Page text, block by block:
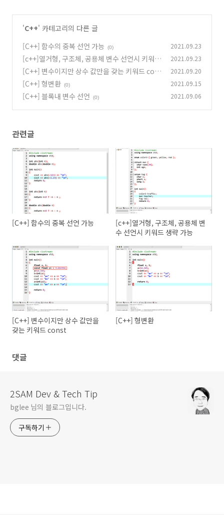
'C++' 카테고리의 다른 글
[C++] 함수의 중복 선언 가능
(0) 2021.09.23
[c++]열거형, 구조체, 공용체 변수 선언시 키워드
생략 가능 (0)
2021.09.23
[C++] 변수이지만 상수 값만을 갖는 키워드 con
st (0)
2021.09.20
[C++] 형변환 (0) 2021.09.15
[C++] 블록내 변수 선언 (0) 2021.09.06
관련글
[C++] 함수의 중복 선언 가능
[c++]열거형, 구조체, 공용체 변
수 선언시 키워드 생략 가능
[C++] 변수이지만 상수 값만을
갖는 키워드 const
[C++] 형변환
댓글
2SAM Dev & Tech Tip
bglee 님의 블로그입니다.
구독하기